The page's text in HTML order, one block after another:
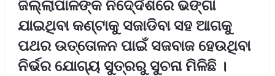
ଜିଲ୍ଲାପାଳଙ୍କ ନିଦେ୍ର୍ଦଶରେ ଭଙ୍ଗା
ଯାଇଥିବା କଣ୍ଟାକୁ ସଜାଡିବା ସହ ଆଗକୁ
ପଥର ଉତ୍ତୋଳନ ପାଇଁ ସଜବାଜ ହେଉଥିବା
ନିର୍ଭର ଯୋଗ୍ୟ ସୁତ୍ରରୁ ସୁଚନା ମିଳିଛି ।